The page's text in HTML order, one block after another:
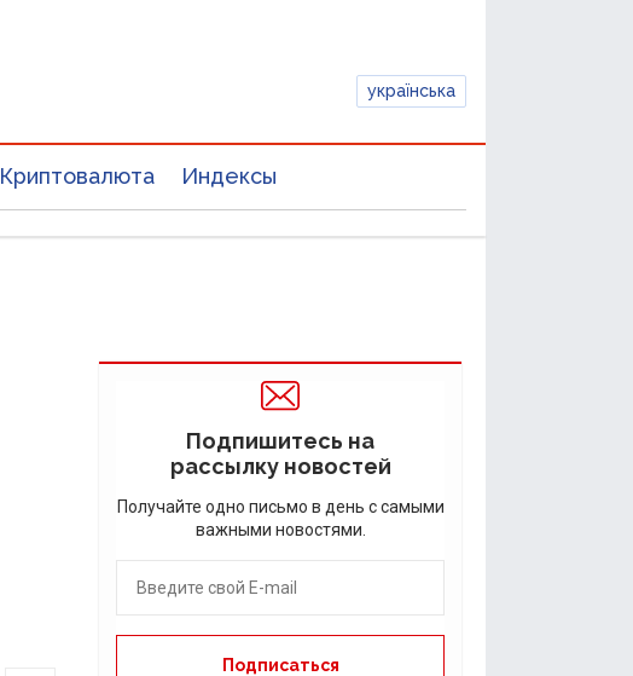
українська
Криптовалюта Индексы
Подпишитесь на
рассылку новостей
Получайте одно письмо в день с самыми
важными новостями.